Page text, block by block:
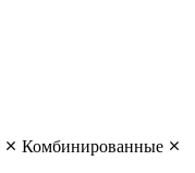
Комбинированные